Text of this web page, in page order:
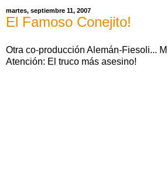
martes, septiembre 11, 2007
El Famoso Conejito!
Otra co-producción Alemán-Fiesoli...
Atención: El truco más asesino!